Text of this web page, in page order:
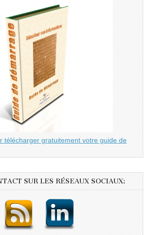
télécharger gratuitement votre guide de
SUR LES RÉSEAUX SOCIAUX: